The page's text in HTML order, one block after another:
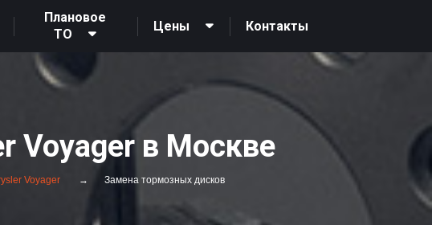
Плановое
ТО
Цены Контакты
Voyager в Москве
Voyager Замена тормозных дисков